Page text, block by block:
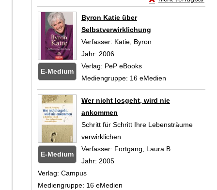
E-Medium
Byron Katie über
Selbstverwirklichung
Verfasser: Katie, Byron
Jahr: 2006
Verlag: PeP eBooks
Mediengruppe: 16 eMedien
E-Medium
Wer nicht losgeht, wird nie
ankommen
Schritt für Schritt Ihre Lebensträume
verwirklichen
Verfasser: Fortgang, Laura B.
Jahr: 2005
Verlag: Campus
Mediengruppe: 16 eMedien